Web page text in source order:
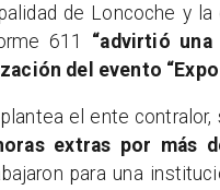
de Loncoche y la
611 “advirtió una
del evento
el ente
extras por más
para una